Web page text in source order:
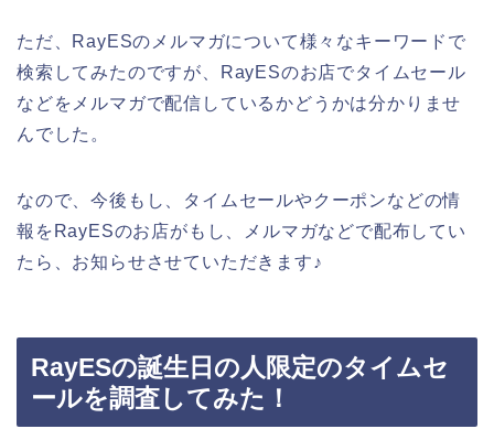
ただ、RayESのメルマガについて様々なキーワードで
検索してみたのですが、RayESのお店でタイムセール
などをメルマガで配信しているかどうかは分かりませ
んでした。
なので、今後もし、タイムセールやクーポンなどの情
報をRayESのお店がもし、メルマガなどで配布してい
たら、お知らせさせていただきます♪
RayESの誕生日の人限定のタイムセ
ールを調査してみた！